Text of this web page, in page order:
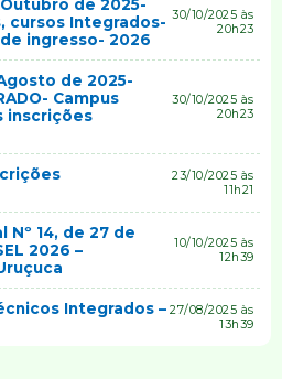
de 2025-
cursos Integrados-
ingresso- 2026
30/10/2025 às
20h23
de 2025-
Campus
inscrições
30/10/2025 às
20h23
23/10/2025 às
11h21
Nº 14, de 27 de
2026 –
10/10/2025 às
12h39
Integrados – 27/08/2025 às
13h39